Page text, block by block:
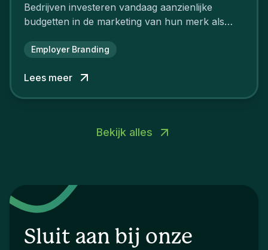
Bedrijven investeren vandaag aanzienlijke
budgetten in de marketing van hun merk als
Employer Branding
Lees meer
Bekijk alles
Sluit aan bij onze